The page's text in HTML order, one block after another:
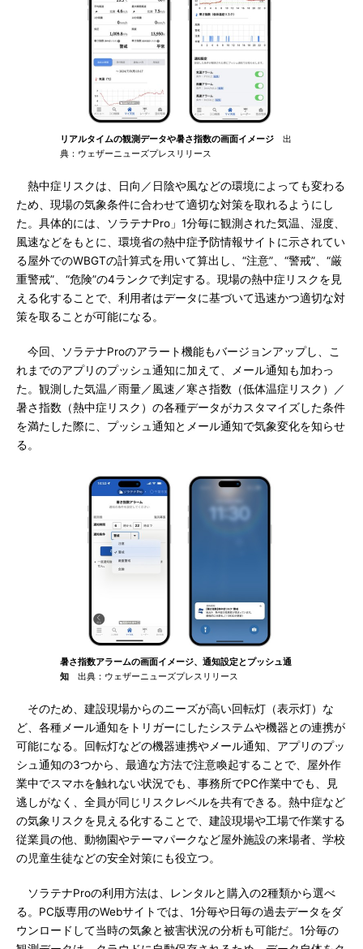
リアルタイムの観測データや暑さ指数の画面イメージ 出
典：ウェザーニューズプレスリリース
熱中症リスクは、日向／日陰や風などの環境によっても変わる
ため、現場の気象条件に合わせて適切な対策を取れるようにし
た。具体的には、ソラテナPro」1分毎に観測された気温、湿度、
風速などをもとに、環境省の熱中症予防情報サイトに示されてい
る屋外でのWBGTの計算式を用いて算出し、“注意”、“警戒”、“厳
重警戒”、“危険”の4ランクで判定する。現場の熱中症リスクを見
える化することで、利用者はデータに基づいて迅速かつ適切な対
策を取ることが可能になる。
今回、ソラテナProのアラート機能もバージョンアップし、こ
れまでのアプリのプッシュ通知に加えて、メール通知も加わっ
た。観測した気温／雨量／風速／寒さ指数（低体温症リスク）／
暑さ指数（熱中症リスク）の各種データがカスタマイズした条件
を満たした際に、プッシュ通知とメール通知で気象変化を知らせ
る。
暑さ指数アラームの画面イメージ、通知設定とプッシュ通
知 出典：ウェザーニューズプレスリリース
そのため、建設現場からのニーズが高い回転灯（表示灯）な
ど、各種メール通知をトリガーにしたシステムや機器との連携が
可能になる。回転灯などの機器連携やメール通知、アプリのプッ
シュ通知の3つから、最適な方法で注意喚起することで、屋外作
業中でスマホを触れない状況でも、事務所でPC作業中でも、見
逃しがなく、全員が同じリスクレベルを共有できる。熱中症など
の気象リスクを見える化することで、建設現場や工場で作業する
従業員の他、動物園やテーマパークなど屋外施設の来場者、学校
の児童生徒などの安全対策にも役立つ。
ソラテナProの利用方法は、レンタルと購入の2種類から選べ
る。PC版専用のWebサイトでは、1分毎や日毎の過去データをダ
ウンロードして当時の気象と被害状況の分析も可能だ。1分毎の